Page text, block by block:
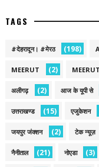
TAGS
#देहरादून। #मेरठ (198)
MEERUT (2) MEERUT
अलीगढ़ (2) आज के यूपी से
उत्तराखण्ड (15) एजुकेशन
जयपुर जंक्शन (2) टेक न्यूज़
नैनीताल (21) नोएडा (3)